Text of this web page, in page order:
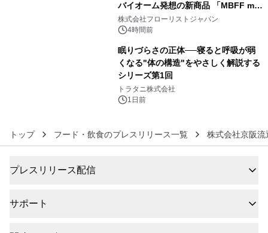
バイオーム発想の新商品 「MBFF mb
クレンジングPRO」を2026年8月6日
発売
株式会社フローリストジャパン
4時間前
眠りづらさの正体──寝ると呼吸が弱
くなる"体の構造"をやさしく解説する
シリーズ第1回
トラタニ株式会社
1日前
トップ フード・飲食のプレスリリース一覧 株式会社京阪
プレスリリース配信
サポート